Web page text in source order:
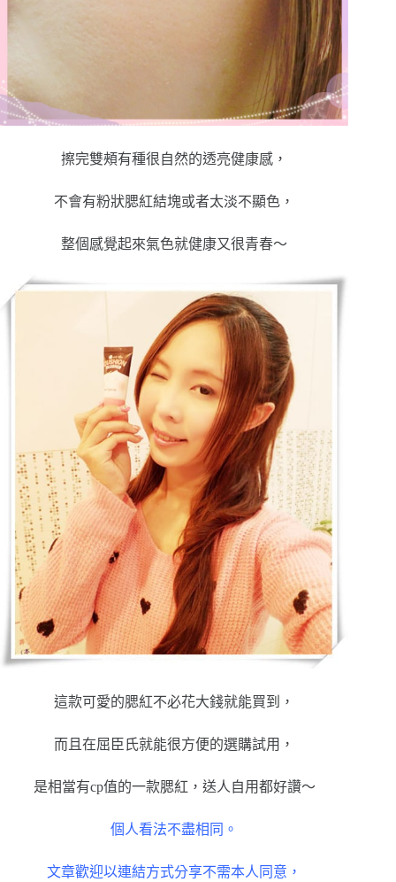
擦完雙頰有種很自然的透亮健康感，
不會有粉狀腮紅結塊或者太淡不顯色，
整個感覺起來氣色就健康又很青春～
這款可愛的腮紅不必花大錢就能買到，
而且在屈臣氏就能很方便的選購試用，
是相當有cp值的一款腮紅，送人自用都好讚～
個人看法不盡相同。
文章歡迎以連結方式分享不需本人同意，